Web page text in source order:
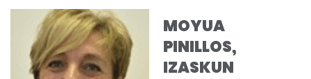
MOYUA
PINILLOS,
IZASKUN